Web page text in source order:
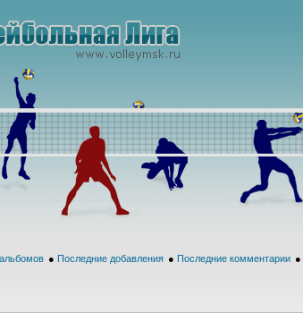
● Последние добавления ● Последние комментарии ●